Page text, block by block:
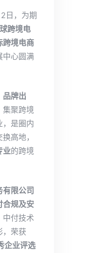
日，为期
跨境电
跨境电商
中心圆满
品牌出
集聚跨境
，是圈内
高地，
业的跨境
有限公司
合规及安
中付技术
，荣获
企业评选